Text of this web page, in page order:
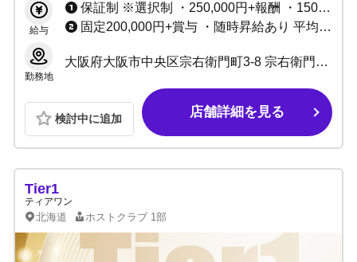
給与
保証制 ※選択制 ・250,000円+報酬 ・150,000円+売上バック 歩合制 ※選択制 ・小計50～80%バック ・総売上45%～60%バック
固定200,000円+賞与 ・随時昇給あり 平均1年在籍で固定30～40万円
勤務地
大阪府大阪市中央区宗右衛門町3-8 宗右衛門町ギャラクシービル4F
検討中に追加 店舗詳細を見る
Tier1
ティアワン
北海道 ホストクラブ 1部